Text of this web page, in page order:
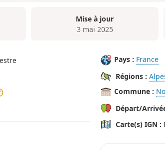
Mise à jour
3 mai 2025
Pays : France
Régions :
Commune :
Départ/
Carte(s) IGN :